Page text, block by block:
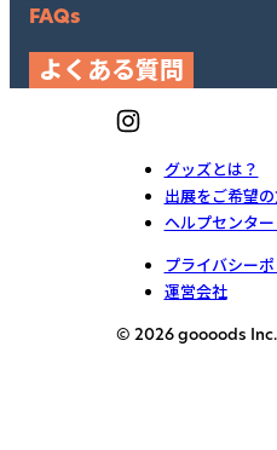
FAQs
よくある質問
グッズとは？
出展をご希望
ヘルプセンター
プライバシー
運営会社
© 2026 goooods